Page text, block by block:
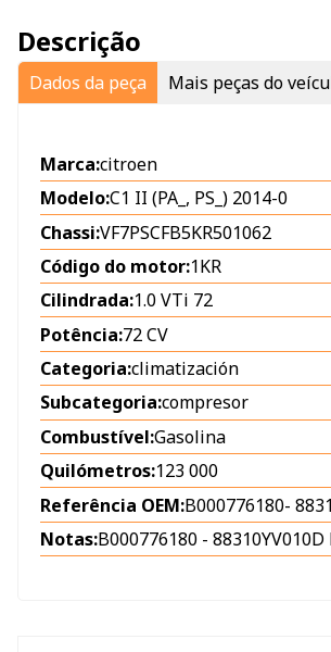
Descrição
Dados da peça Mais peças do
Marca:citroen
Modelo:C1 II (PA_, PS_) 2014-0
Chassi:VF7PSCFB5KR501062
Código do motor:1KR
Cilindrada:1.0 VTi 72
Potência:72 CV
Categoria:climatización
Subcategoria:compresor
Combustível:Gasolina
Quilómetros:123 000
Referência OEM:B000776180-
Notas:B000776180 - 88310YV010D